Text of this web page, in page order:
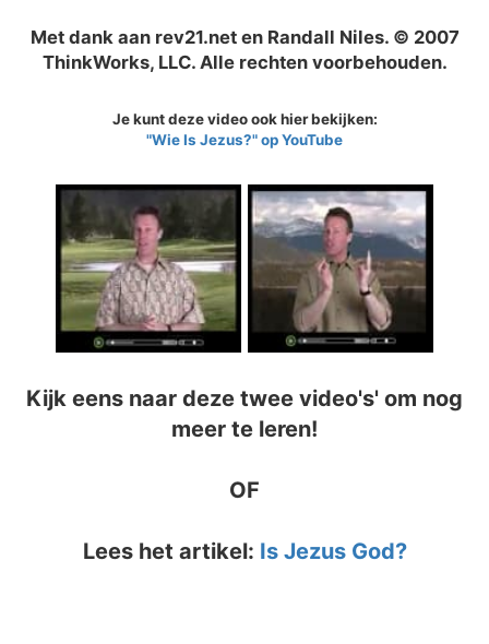
Met dank aan rev21.net en Randall Niles. © 2007
ThinkWorks, LLC. Alle rechten voorbehouden.
Je kunt deze video ook hier bekijken:
"Wie Is Jezus?" op YouTube
Kijk eens naar deze twee video's' om nog
meer te leren!
OF
Lees het artikel: Is Jezus God?